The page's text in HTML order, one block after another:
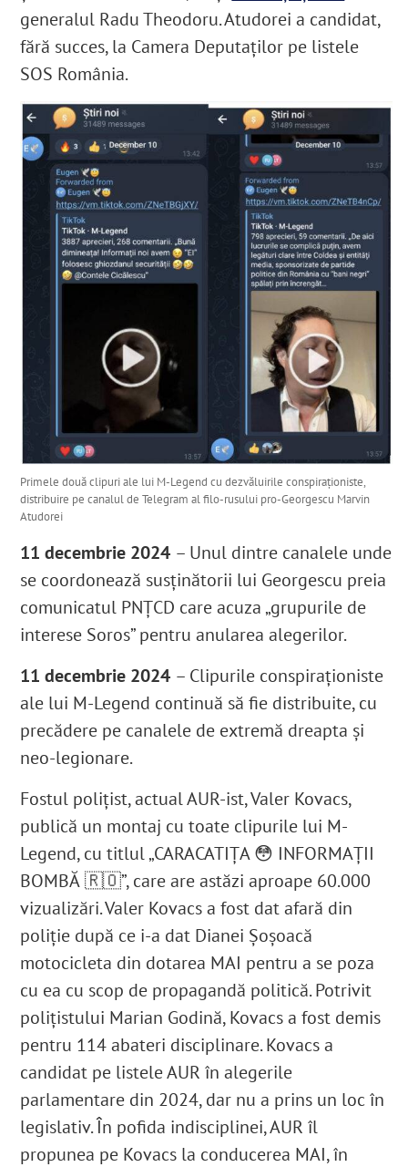
generalul Radu Theodoru. Atudorei a candidat,
fără succes, la Camera Deputaților pe listele
SOS România.
Primele două clipuri ale lui M-Legend cu dezvăluirile conspiraționiste,
distribuire pe canalul de Telegram al filo-rusului pro-Georgescu Marvin
Atudorei
11 decembrie 2024 – Unul dintre canalele unde
se coordonează susținătorii lui Georgescu preia
comunicatul PNȚCD care acuza „grupurile de
interese Soros” pentru anularea alegerilor.
11 decembrie 2024 – Clipurile conspiraționiste
ale lui M-Legend continuă să fie distribuite, cu
precădere pe canalele de extremă dreapta și
neo-legionare.
Fostul polițist, actual AUR-ist, Valer Kovacs,
publică un montaj cu toate clipurile lui M-
Legend, cu titlul „CARACATIȚA 😳 INFORMAȚII
BOMBĂ 🇷🇴”, care are astăzi aproape 60.000
vizualizări. Valer Kovacs a fost dat afară din
poliție după ce i-a dat Dianei Șoșoacă
motocicleta din dotarea MAI pentru a se poza
cu ea cu scop de propagandă politică. Potrivit
polițistului Marian Godină, Kovacs a fost demis
pentru 114 abateri disciplinare. Kovacs a
candidat pe listele AUR în alegerile
parlamentare din 2024, dar nu a prins un loc în
legislativ. În pofida indisciplinei, AUR îl
propunea pe Kovacs la conducerea MAI, în